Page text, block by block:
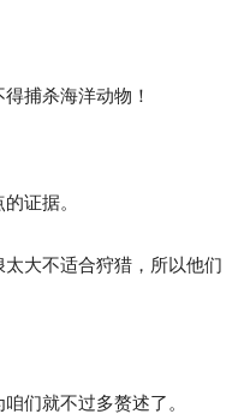
捕杀海洋动物！
证据。
大不适合狩猎，所以他们
们就不过多赘述了。